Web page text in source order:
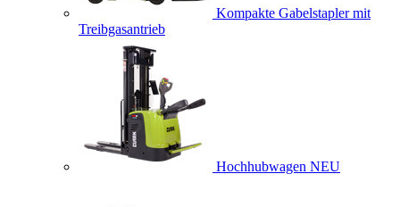
Kompakte Gabelstapler mit
Treibgasantrieb
Hochhubwagen NEU